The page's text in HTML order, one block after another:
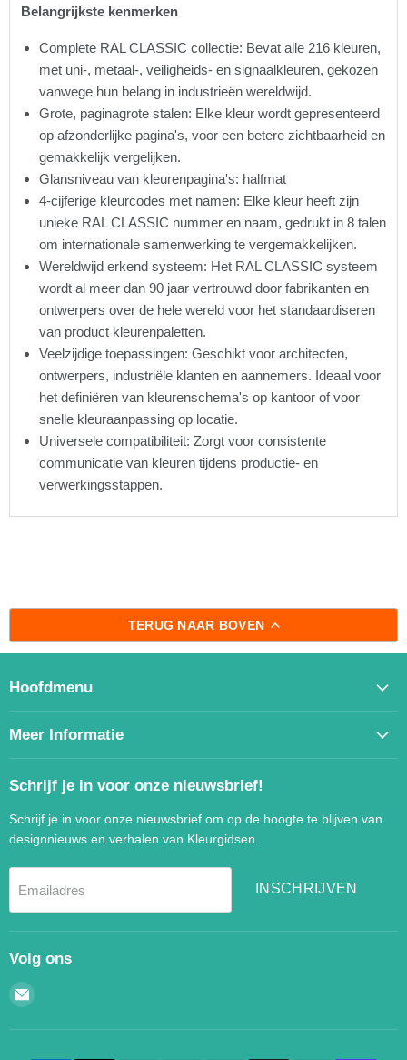
Belangrijkste kenmerken
Complete RAL CLASSIC collectie: Bevat alle 216 kleuren,
met uni-, metaal-, veiligheids- en signaalkleuren, gekozen
vanwege hun belang in industrieën wereldwijd.
Grote, paginagrote stalen: Elke kleur wordt gepresenteerd
op afzonderlijke pagina's, voor een betere zichtbaarheid en
gemakkelijk vergelijken.
Glansniveau van kleurenpagina's: halfmat
4-cijferige kleurcodes met namen: Elke kleur heeft zijn
unieke RAL CLASSIC nummer en naam, gedrukt in 8 talen
om internationale samenwerking te vergemakkelijken.
Wereldwijd erkend systeem: Het RAL CLASSIC systeem
wordt al meer dan 90 jaar vertrouwd door fabrikanten en
ontwerpers over de hele wereld voor het standaardiseren
van product kleurenpaletten.
Veelzijdige toepassingen: Geschikt voor architecten,
ontwerpers, industriële klanten en aannemers. Ideaal voor
het definiëren van kleurenschema's op kantoor of voor
snelle kleuraanpassing op locatie.
Universele compatibiliteit: Zorgt voor consistente
communicatie van kleuren tijdens productie- en
verwerkingsstappen.
TERUG NAAR BOVEN
Hoofdmenu
Meer Informatie
Schrijf je in voor onze nieuwsbrief!
Schrijf je in voor onze nieuwsbrief om op de hoogte te blijven van
designnieuws en verhalen van Kleurgidsen.
Emailadres INSCHRIJVEN
Volg ons
Email